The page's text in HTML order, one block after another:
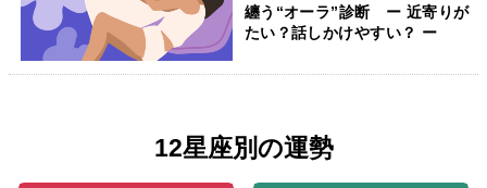
纏う“オーラ”診断 ー 近寄りが
たい？話しかけやすい？ ー
12星座別の運勢